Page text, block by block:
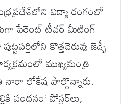
విద్యారంగంలో
పేరెంట్టీచర్మీటింగ్
పుట్టపర్తిలోని కొత్తచెరువుజెడ్పీ
ముఖ్యమంత్రి
నారాలోకేషపాల్గొన్నారు.
వందనం‘పోస్టర్‌లు,